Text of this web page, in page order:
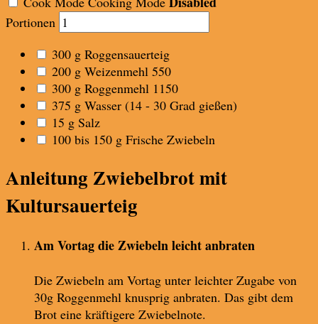
Portionen
300 g Roggensauerteig
200 g Weizenmehl 550
300 g Roggenmehl 1150
375 g Wasser (14 - 30 Grad gießen)
15 g Salz
100 bis 150 g Frische Zwiebeln
Anleitung Zwiebelbrot mit
Kultursauerteig
Am Vortag die Zwiebeln leicht anbraten
Die Zwiebeln am Vortag unter leichter Zugabe von
30g Roggenmehl knusprig anbraten. Das gibt dem
Brot eine kräftigere Zwiebelnote.